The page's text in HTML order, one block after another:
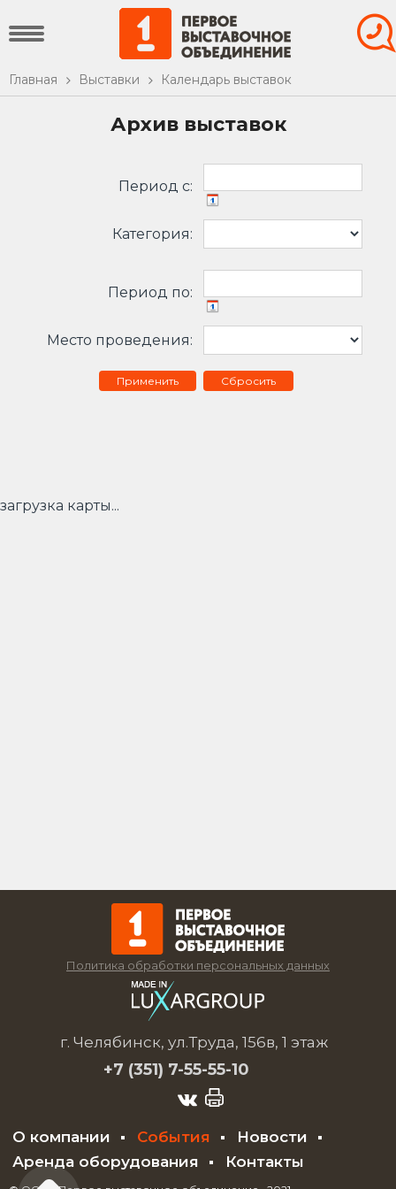
Главная Выставки Календарь выставок
Архив выставок
Период c:
Категория:
Период по:
Место проведения:
Сбросить
загрузка карты...
Политика обработки персональных данных
г. Челябинск, ул.Труда, 156в, 1 этаж
+7 (351) 7-55-55-10
О компании События
Новости
Аренда оборудования
Контакты